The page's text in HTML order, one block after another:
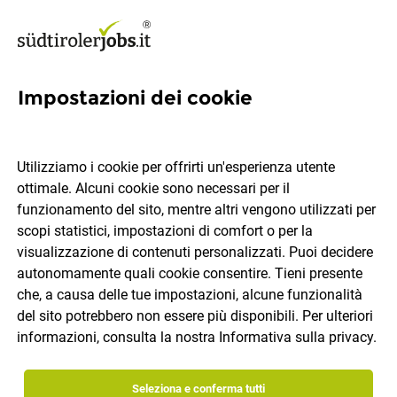
Consulente Showroom
Innerhofer SpA
Bolzano, Merano, Varna
tempo pieno
17.07.2026
IT
Impostazioni dei cookie
Utilizziamo i cookie per offrirti un'esperienza utente
ottimale. Alcuni cookie sono necessari per il
funzionamento del sito, mentre altri vengono utilizzati per
scopi statistici, impostazioni di comfort o per la
visualizzazione di contenuti personalizzati. Puoi decidere
autonomamente quali cookie consentire. Tieni presente
che, a causa delle tue impostazioni, alcune funzionalità
del sito potrebbero non essere più disponibili. Per ulteriori
informazioni, consulta la nostra Informativa sulla privacy.
Seleziona e conferma tutti